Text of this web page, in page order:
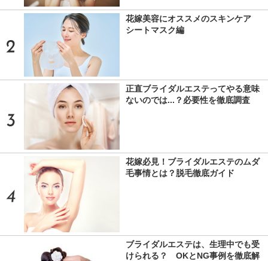
花嫁美容にオススメのスキンケア
シートマスク編
正直ブライダルエステってやる意味
ないのでは...？必要性を徹底調査
花嫁必見！ブライダルエステのムダ
毛事情とは？脱毛徹底ガイド
ブライダルエステは、生理中でも受
けられる？ OKとNG事例を徹底解